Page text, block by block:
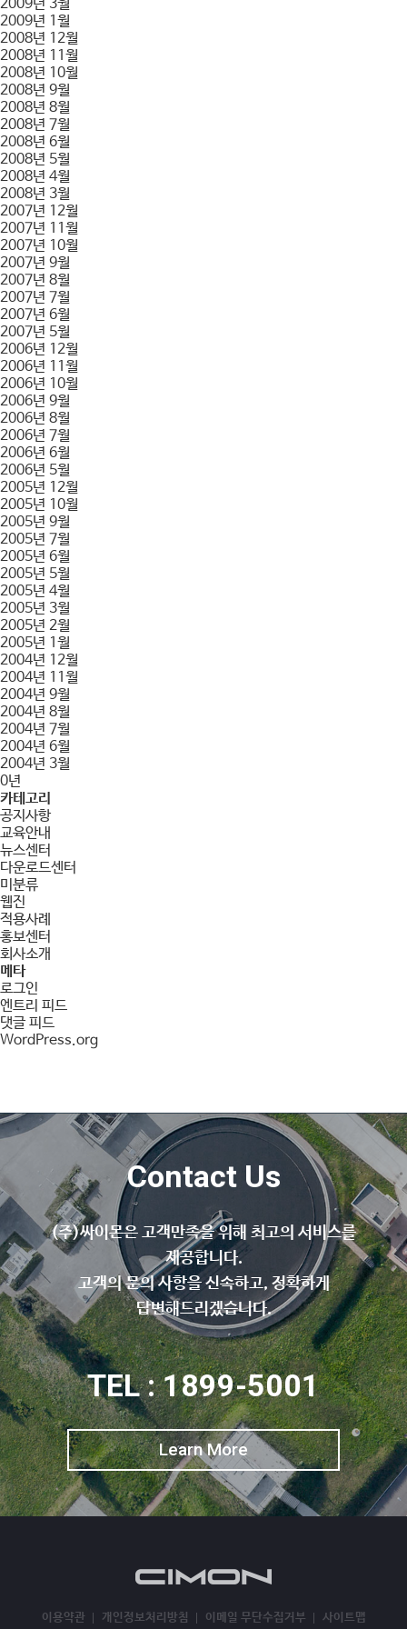
2009년 3월
2009년 1월
2008년 12월
2008년 11월
2008년 10월
2008년 9월
2008년 8월
2008년 7월
2008년 6월
2008년 5월
2008년 4월
2008년 3월
2007년 12월
2007년 11월
2007년 10월
2007년 9월
2007년 8월
2007년 7월
2007년 6월
2007년 5월
2006년 12월
2006년 11월
2006년 10월
2006년 9월
2006년 8월
2006년 7월
2006년 6월
2006년 5월
2005년 12월
2005년 10월
2005년 9월
2005년 7월
2005년 6월
2005년 5월
2005년 4월
2005년 3월
2005년 2월
2005년 1월
2004년 12월
2004년 11월
2004년 9월
2004년 8월
2004년 7월
2004년 6월
2004년 3월
0년
카테고리
공지사항
교육안내
뉴스센터
다운로드센터
미분류
웹진
적용사례
홍보센터
회사소개
메타
로그인
엔트리 피드
댓글 피드
WordPress.org
Contact Us
(주)싸이몬은 고객만족을 위해 최고의 서비스를
제공합니다.
고객의 문의 사항을 신속하고, 정확하게
답변해드리겠습니다.
TEL : 1899-5001
Learn More
이용약관 개인정보처리방침 이메일 무단수집거부 사이트맵